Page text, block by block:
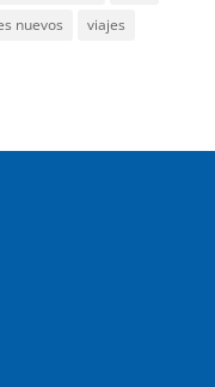
nuevos
viajes